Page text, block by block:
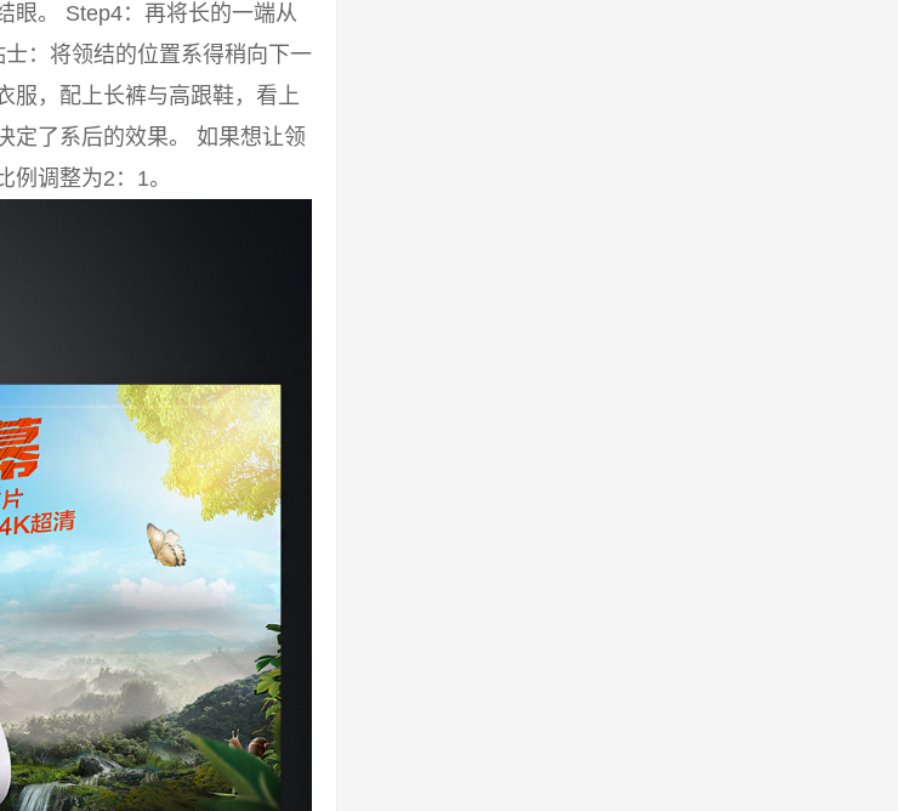
眼。 Step4：再将长的一端从
：将领结的位置系得稍向下一
服，配上长裤与高跟鞋，看上
定了系后的效果。 如果想让领
调整为2：1。